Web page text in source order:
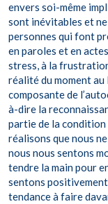
envers soi-même
sont inévitables et
personnes qui font
en paroles et en
stress, à la
réalité du moment au
composante de
à-dire la
partie de la condition
réalisons que nous
nous nous sentons
tendre la main pour
sentons
tendance à faire